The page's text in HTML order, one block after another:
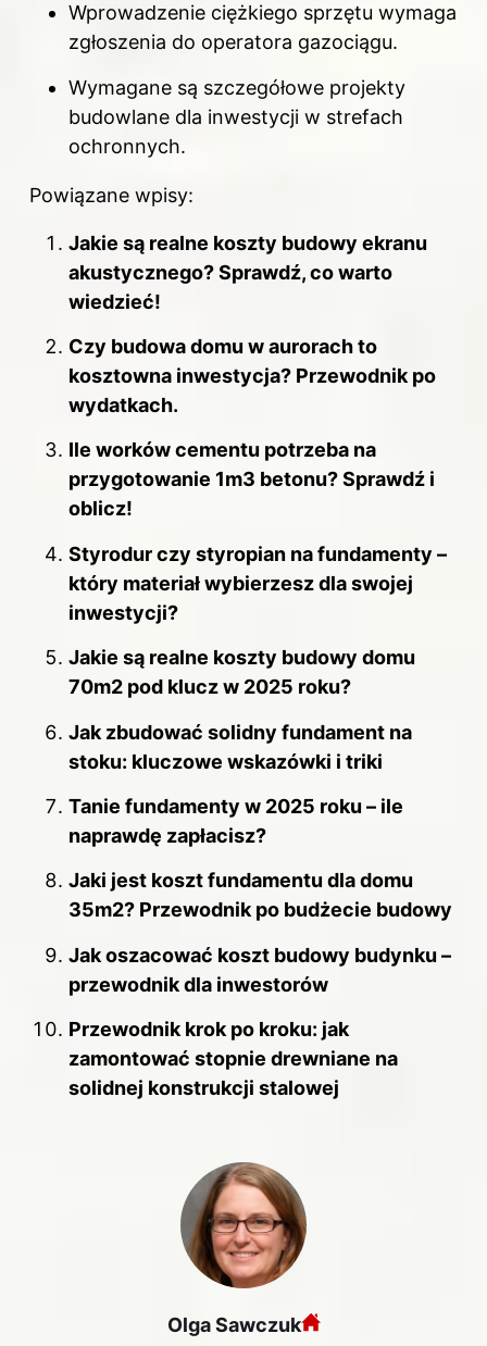
Wprowadzenie ciężkiego sprzętu wymaga
zgłoszenia do operatora gazociągu.
Wymagane są szczegółowe projekty
budowlane dla inwestycji w strefach
ochronnych.
Powiązane wpisy:
Jakie są realne koszty budowy ekranu
akustycznego? Sprawdź, co warto
wiedzieć!
Czy budowa domu w aurorach to
kosztowna inwestycja? Przewodnik po
wydatkach.
Ile worków cementu potrzeba na
przygotowanie 1m3 betonu? Sprawdź i
oblicz!
Styrodur czy styropian na fundamenty –
który materiał wybierzesz dla swojej
inwestycji?
Jakie są realne koszty budowy domu
70m2 pod klucz w 2025 roku?
Jak zbudować solidny fundament na
stoku: kluczowe wskazówki i triki
Tanie fundamenty w 2025 roku – ile
naprawdę zapłacisz?
Jaki jest koszt fundamentu dla domu
35m2? Przewodnik po budżecie budowy
Jak oszacować koszt budowy budynku –
przewodnik dla inwestorów
Przewodnik krok po kroku: jak
zamontować stopnie drewniane na
solidnej konstrukcji stalowej
Olga Sawczuk